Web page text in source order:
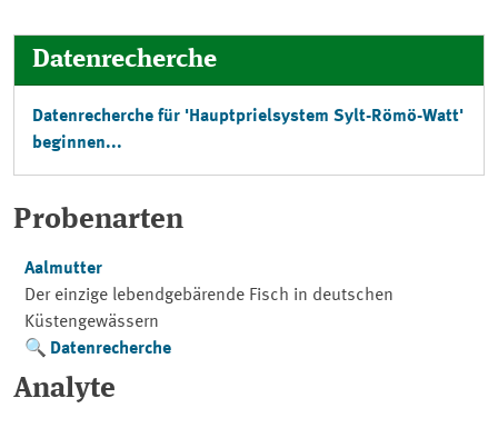
Datenrecherche
Datenrecherche für 'Hauptprielsystem Sylt-Römö-Watt'
beginnen...
Probenarten
Aalmutter
Der einzige lebendgebärende Fisch in deutschen
Küstengewässern
Datenrecherche
Analyte